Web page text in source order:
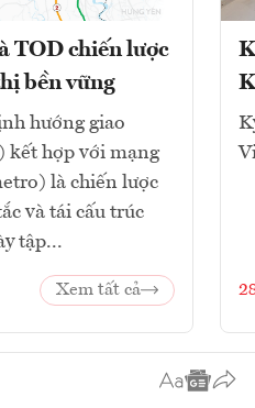
TOD chiến lược
bền vững
hướng giao
kết hợp với mạng
là chiến lược
và tái cấu trúc
tập...
Xem tất cả